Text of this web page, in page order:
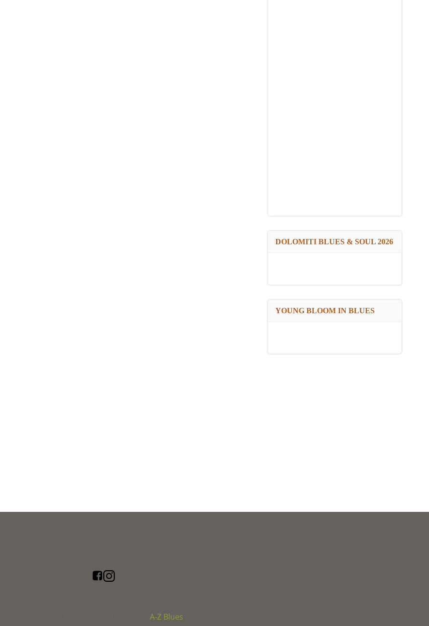
DOLOMITI BLUES & SOUL 2026
YOUNG BLOOM IN BLUES
A-Z Blues